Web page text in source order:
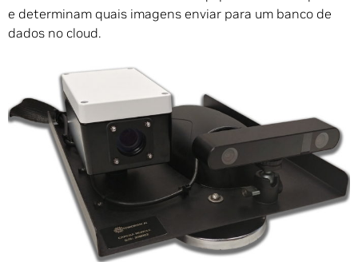
e determinam quais imagens enviar para um banco de
dados no cloud.